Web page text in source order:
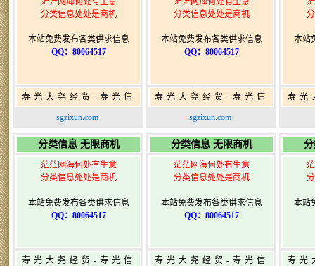
分类信息处处是商机
本站免费发布各类供求信息
QQ：80064517
寿光大尧经贸-寿光信
息网-免费信息发布网-
sgzixun.com
分类信息处处是商机
本站免费发布各类供求信息
QQ：80064517
寿光大尧经贸-寿光信
息网-免费信息发布网-
sgzixun.com
本站
寿光
分类信息 无限商机
茫茫网海何处有生意
分类信息处处是商机
本站免费发布各类供求信息
QQ：80064517
寿光大尧经贸-寿光信
分类信息 无限商机
茫茫网海何处有生意
分类信息处处是商机
本站免费发布各类供求信息
QQ：80064517
寿光大尧经贸-寿光信
本站
寿光